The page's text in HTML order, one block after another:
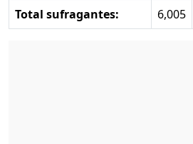
Total sufragantes:
6,005